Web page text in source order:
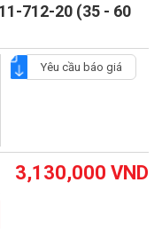
712-20 (35 - 60
Yêu cầu báo giá
3,130,000 VND